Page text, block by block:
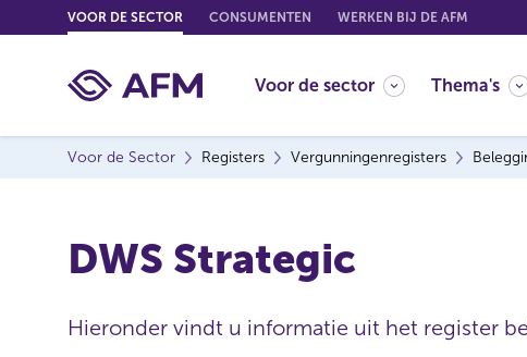
o
o
VOOR DE SECTOR CONSUMENTEN WERKEN BIJ DE AFM
Voor de sector Thema's
Voor de Sector Registers Vergunningenregisters
DWS Strategic
Hieronder vindt u informatie uit het register